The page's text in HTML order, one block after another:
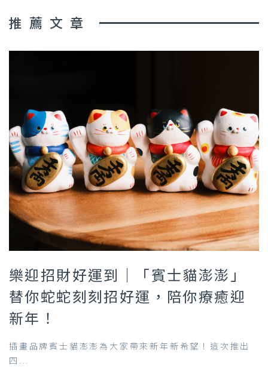
推薦文章
樂迎招財好運到｜「賓士貓澎澎」
替你蛇蛇刻刻招好運，陪你療癒迎
新年！
插畫品牌賓士貓澎澎為大家帶來新年新希望！這次推出
四...